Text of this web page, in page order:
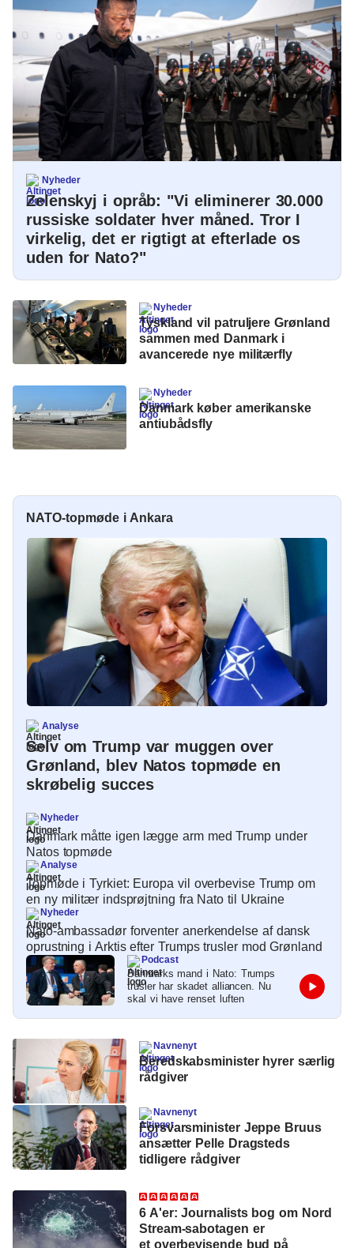
Nyheder
Zelenskyj i opråb: "Vi eliminerer 30.000
russiske soldater hver måned. Tror I
virkelig, det er rigtigt at efterlade os
uden for Nato?"
Nyheder
Tyskland vil patruljere Grønland
sammen med Danmark i
avancerede nye militærfly
Nyheder
Danmark køber amerikanske
antiubådsfly
NATO-topmøde i Ankara
Analyse
Selv om Trump var muggen over
Grønland, blev Natos topmøde en
skrøbelig succes
Nyheder
Danmark måtte igen lægge arm med Trump under
Natos topmøde
Analyse
Topmøde i Tyrkiet: Europa vil overbevise Trump om
en ny militær indsprøjtning fra Nato til Ukraine
Nyheder
Nato-ambassadør forventer anerkendelse af dansk
oprustning i Arktis efter Trumps trusler mod Grønland
Podcast
Danmarks mand i Nato: Trumps
trusler har skadet alliancen. Nu
skal vi have renset luften
Navnenyt
Beredskabsminister hyrer særlig
rådgiver
Navnenyt
Forsvarsminister Jeppe Bruus
ansætter Pelle Dragsteds
tidligere rådgiver
6 A'er: Journalists bog om Nord
Stream-sabotagen er
et overbevisende bud på